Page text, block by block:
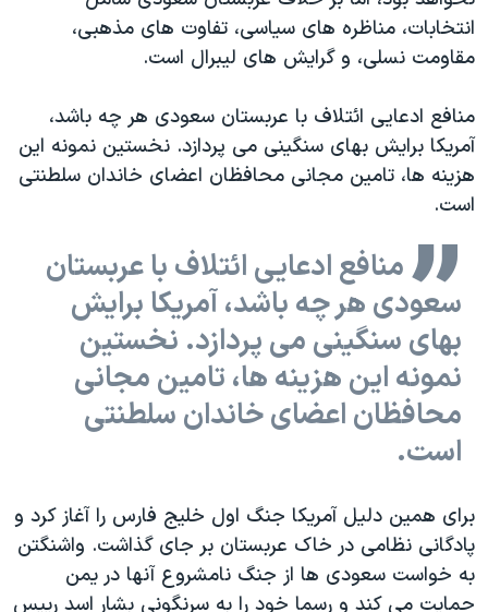
انتخابات، مناظره های سیاسی، تفاوت های مذهبی،
مقاومت نسلی، و گرایش های لیبرال است.
منافع ادعایی ائتلاف با عربستان سعودی هر چه باشد،
آمریکا برایش بهای سنگینی می پردازد. نخستین نمونه این
هزینه ها، تامین مجانی محافظان اعضای خاندان سلطنتی
است.
منافع ادعایی ائتلاف با عربستان
سعودی هر چه باشد، آمریکا برایش
بهای سنگینی می پردازد. نخستین
نمونه این هزینه ها، تامین مجانی
محافظان اعضای خاندان سلطنتی
است.
برای همین دلیل آمریکا جنگ اول خلیج فارس را آغاز کرد و
پادگانی نظامی در خاک عربستان بر جای گذاشت. واشنگتن
به خواست سعودی ها از جنگ نامشروع آنها در یمن
حمایت می کند و رسما خود را به سرنگونی بشار اسد رییس